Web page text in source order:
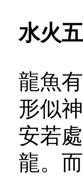
水火
龍魚
形似
安若
龍。